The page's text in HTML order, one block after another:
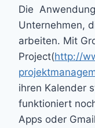
Die
Unternehmen,
arbeiten. Mit
Project(http://
ihren Kalender
funktioniert
Apps oder